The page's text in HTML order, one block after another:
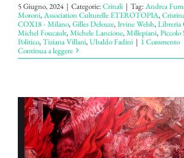
5 Giugno, 2024 | Categorie:Crinali | Tag:Andrea
Moroni,Association Culturelle ETEROTOPIA,
COX18 - Milano,Gilles Deleuze,Irvine Welsh,Libreria
Michel Foucault,Michele Lancione,Millepiani,Piccolo
Politico,Tiziana Villani,Ubaldo Fadini | 1 Commento
Continua a leggere